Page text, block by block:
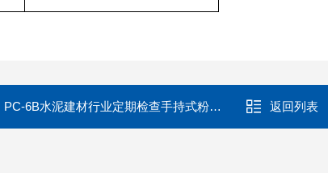
PC-6B水泥建材行业定期检查手持式粉尘浓度测试仪 返回列表